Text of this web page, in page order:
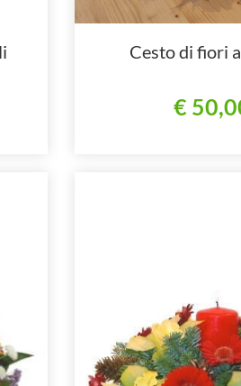
Cesto di fiori
€